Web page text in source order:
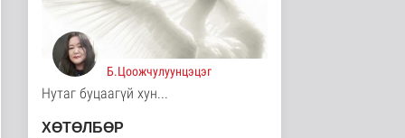
8 цаг 5 минутын өмнө
Хирошимад иргэд
Японы зэвсгийн
экспортын бодлогы..
Дэлхийд
8 цаг 17 минутын өмнө
Б.Цоожчулуунцэцэг
Нутаг буцаагүй хун...
ХӨТӨЛБӨР